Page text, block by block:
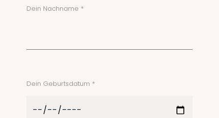
Dein Nachname *
Dein Geburtsdatum *